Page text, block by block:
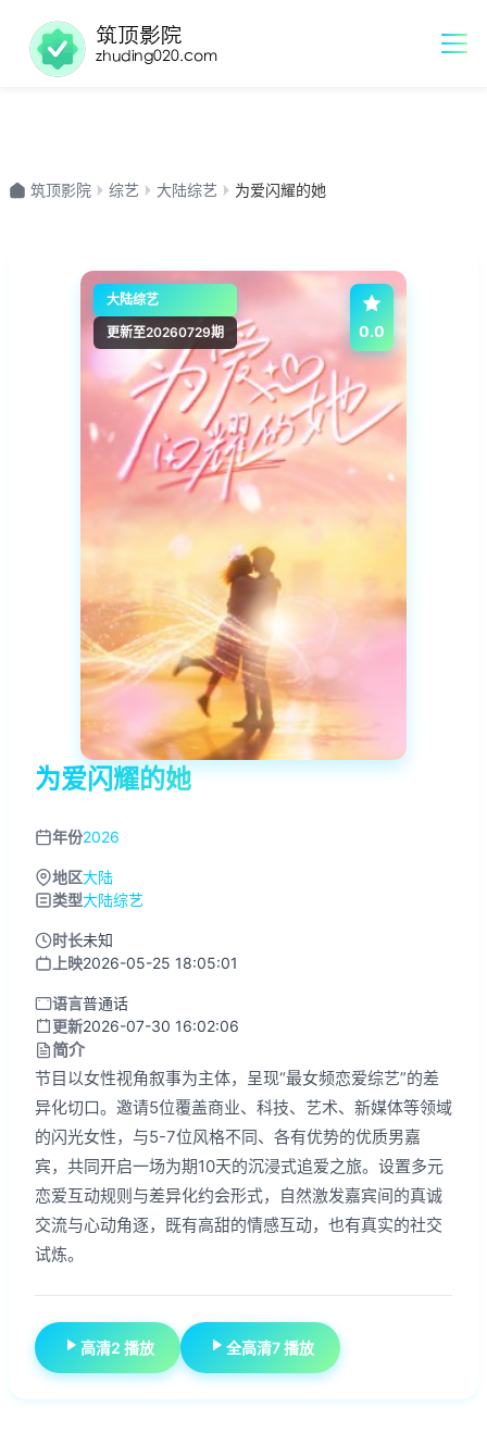
筑顶影院 综艺 大陆综艺 为爱闪耀的她
大陆综艺
更新至20260729期
0.0
为爱闪耀的她
年份2026
地区大陆
类型大陆综艺
时长未知
上映2026-05-25 18:05:01
语言普通话
更新2026-07-30 16:02:06
简介
节目以女性视角叙事为主体，呈现“最女频恋爱综艺”的差
异化切口。邀请5位覆盖商业、科技、艺术、新媒体等领域
的闪光女性，与5-7位风格不同、各有优势的优质男嘉
宾，共同开启一场为期10天的沉浸式追爱之旅。设置多元
恋爱互动规则与差异化约会形式，自然激发嘉宾间的真诚
交流与心动角逐，既有高甜的情感互动，也有真实的社交
试炼。
高清2 播放 全高清7 播放